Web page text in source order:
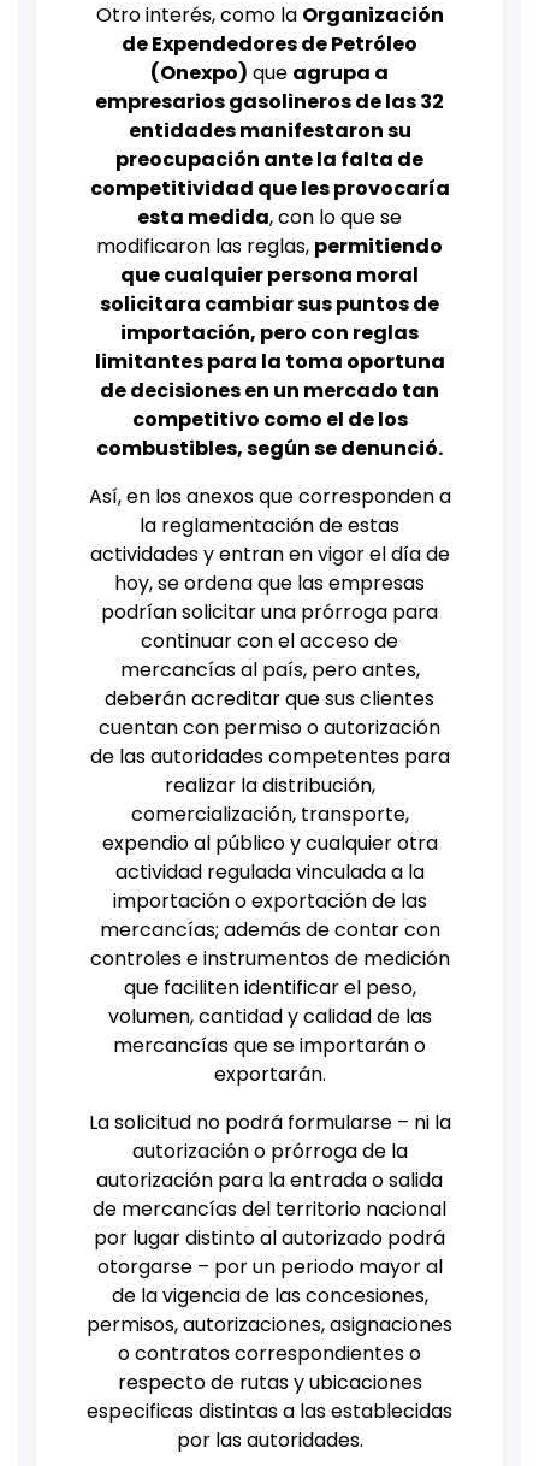
Otro interés, como la Organización
de Expendedores de Petróleo
(Onexpo) que agrupa a
empresarios gasolineros de las 32
entidades manifestaron su
preocupación ante la falta de
competitividad que les provocaría
esta medida, con lo que se
modificaron las reglas, permitiendo
que cualquier persona moral
solicitara cambiar sus puntos de
importación, pero con reglas
limitantes para la toma oportuna
de decisiones en un mercado tan
competitivo como el de los
combustibles, según se denunció.
Así, en los anexos que corresponden a
la reglamentación de estas
actividades y entran en vigor el día de
hoy, se ordena que las empresas
podrían solicitar una prórroga para
continuar con el acceso de
mercancías al país, pero antes,
deberán acreditar que sus clientes
cuentan con permiso o autorización
de las autoridades competentes para
realizar la distribución,
comercialización, transporte,
expendio al público y cualquier otra
actividad regulada vinculada a la
importación o exportación de las
mercancías; además de contar con
controles e instrumentos de medición
que faciliten identificar el peso,
volumen, cantidad y calidad de las
mercancías que se importarán o
exportarán.
La solicitud no podrá formularse – ni la
autorización o prórroga de la
autorización para la entrada o salida
de mercancías del territorio nacional
por lugar distinto al autorizado podrá
otorgarse – por un periodo mayor al
de la vigencia de las concesiones,
permisos, autorizaciones, asignaciones
o contratos correspondientes o
respecto de rutas y ubicaciones
especificas distintas a las establecidas
por las autoridades.